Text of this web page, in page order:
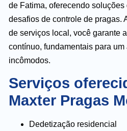
de Fatima, oferecendo
desafios de controle de pragas.
de serviços local, você garante
contínuo, fundamentais para
incômodos.
Serviços
Maxter Pragas
Dedetização residencial